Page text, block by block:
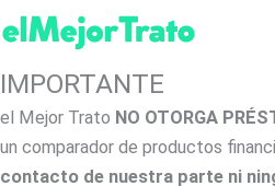
IMPORTANTE
el Mejor Trato NO OTORGA
un comparador de productos
contacto de nuestra parte ni